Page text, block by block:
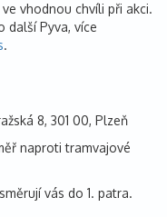
vhodnou chvíli při akci.
další Pyva, více
.
8, 301 00, Plzeň
naproti tramvajové
vás do 1. patra.